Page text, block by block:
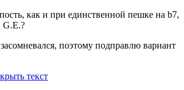
как и при единственной пешке на b7,
G.E.?
поэтому подправлю вариант
текст